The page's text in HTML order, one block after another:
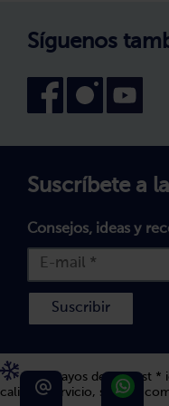
Declaración de
Configuración de
Síguenos
Suscríbete a
Consejos, ideas y
Suscribir
Los 5 rayos de bofrost *
calidad, servicio, sabor y